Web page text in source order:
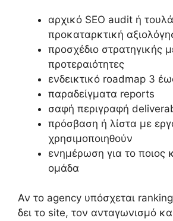
αρχικό SEO audit ή
προκαταρκτική
προσχέδιο στρατηγικής
προτεραιότητες
ενδεικτικό roadmap 3
παραδείγματα reports
σαφή περιγραφή
πρόσβαση ή λίστα με
χρησιμοποιηθούν
ενημέρωση για το ποιος
ομάδα
Αν το agency υπόσχεται
δει το site, τον ανταγωνισμό